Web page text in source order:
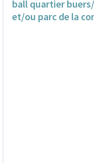
ball quartier
et/ou parc de la